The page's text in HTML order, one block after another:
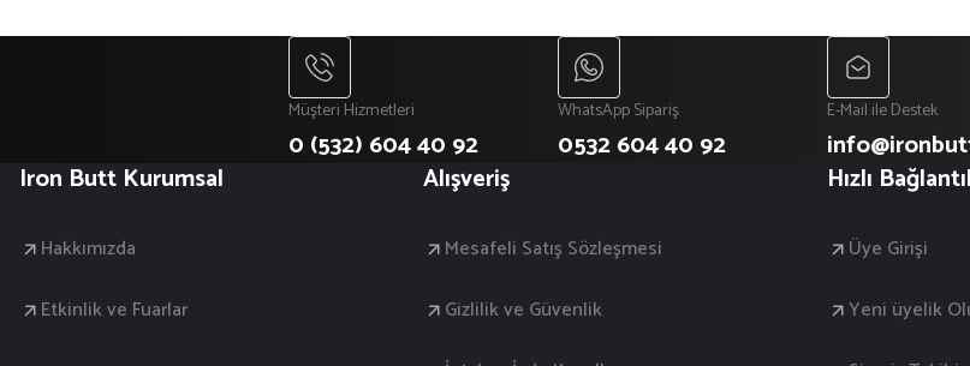
Müşteri Hizmetleri
0 (532) 604 40 92
WhatsApp Sipariş
0532 604 40 92
E-Mail ile Destek
Iron Butt Kurumsal
Hakkımızda
Etkinlik ve Fuarlar
Alışveriş
Mesafeli Satış Sözleşmesi
Gizlilik ve Güvenlik
Hızlı
Üye Girişi
Yeni üyelik